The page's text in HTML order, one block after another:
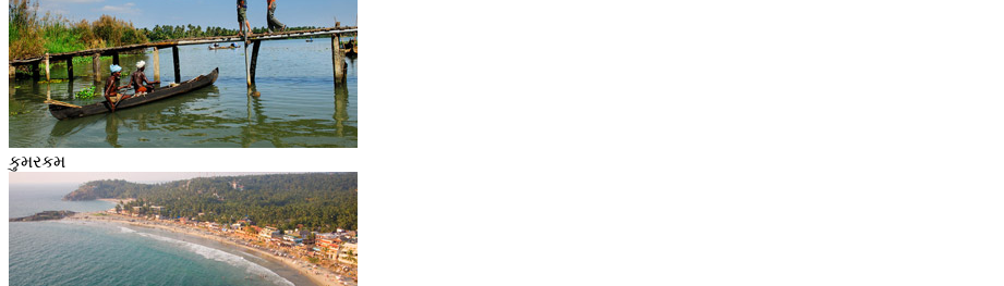
કુમરકમ